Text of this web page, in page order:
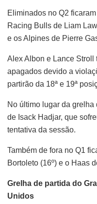
Eliminados no Q2
Racing Bulls de Liam
e os Alpines de Pierre
Alex Albon e Lance Stroll
apagados devido a
partirão da 18ª e 19ª
No último lugar da
de Isack Hadjar, que
tentativa da sessão.
Também de fora no Q1
Bortoleto (16º) e o Haas
Grelha de partida do
Unidos